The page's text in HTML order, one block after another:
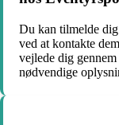
Du kan tilmelde
ved at kontakte
vejlede dig
nødvendige